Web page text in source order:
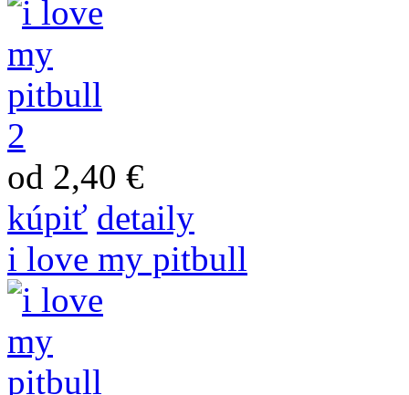
od 2,40 €
kúpiť detaily
i love my pitbull